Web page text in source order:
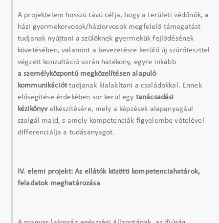
A projektelem hosszú távú célja, hogy a területi védőnők, a
házi gyermekorvosok/háziorvosok megfelelő támogatást
tudjanak nyújtani a szülőknek gyermekük fejlődésének
követésében, valamint a bevezetésre kerülő új szűrőteszttel
végzett konzultáció során hatékony, egyre inkább
a személyközpontú megközelítésen alapuló
kommunikációttudjanak kialakítani a családokkal. Ennek
elősegítése érdekében sor kerül egy tanácsadási
kézikönyv elkészítésére, mely a képzések alapanyagául
szolgál majd, s amely kompetenciák figyelembe vételével
differenciálja a tudásanyagot.
IV. elemi projekt: Az ellátók közötti kompetenciahatárok,
feladatok meghatározása